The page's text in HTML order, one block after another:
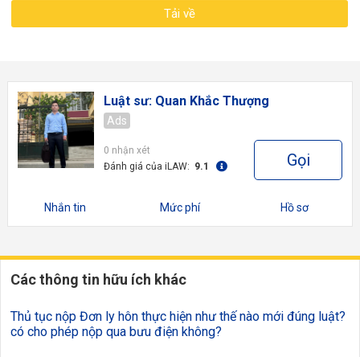
Tải về
Luật sư: Quan Khắc Thượng
Ads
0 nhận xét
Đánh giá của iLAW: 9.1 Gọi
Nhắn tin Mức phí Hồ sơ
Các thông tin hữu ích khác
Thủ tục nộp Đơn ly hôn thực hiện như thế nào mới đúng luật?
có cho phép nộp qua bưu điện không?